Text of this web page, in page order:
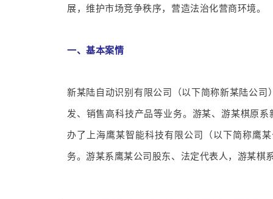
展，维护市场竞争秩序，营造法治化营商环境。
一、基本案情
新某陆自动识别有限公司（以下简称新某陆公
发、销售高科技产品等业务。游某、游某棋原
办了上海鹰某智能科技有限公司（以下简称鹰
务。游某系鹰某公司股东、法定代表人，游某棋